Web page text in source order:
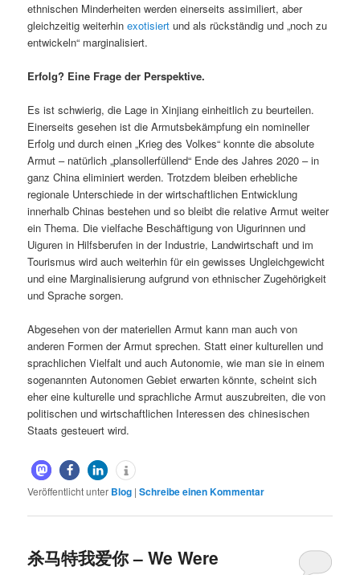
ethnischen Minderheiten werden einerseits assimiliert, aber
gleichzeitig weiterhinexotisiert und als rückständig und „noch zu
entwickeln“ marginalisiert.
Erfolg? Eine Frage der Perspektive.
Es ist schwierig, die Lage in Xinjiang einheitlich zu beurteilen.
Einerseits gesehen ist die Armutsbekämpfung ein nomineller
Erfolg und durch einen „Krieg des Volkes“ konnte die absolute
Armut – natürlich „plansollerfüllend“ Ende des Jahres 2020 – in
ganz China eliminiert werden. Trotzdem bleiben erhebliche
regionale Unterschiede in der wirtschaftlichen Entwicklung
innerhalb Chinas bestehen und so bleibt die relative Armut weiter
ein Thema. Die vielfache Beschäftigung von Uigurinnen und
Uiguren in Hilfsberufen in der Industrie, Landwirtschaft und im
Tourismus wird auch weiterhin für ein gewisses Ungleichgewicht
und eine Marginalisierung aufgrund von ethnischer Zugehörigkeit
und Sprache sorgen.
Abgesehen von der materiellen Armut kann man auch von
anderen Formen der Armut sprechen. Statt einer kulturellen und
sprachlichen Vielfalt und auch Autonomie, wie man sie in einem
sogenannten Autonomen Gebiet erwarten könnte, scheint sich
eher eine kulturelle und sprachliche Armut auszubreiten, die von
politischen und wirtschaftlichen Interessen des chinesischen
Staats gesteuert wird.
Veröffentlicht unter Blog |Schreibe einen Kommentar
杀马特我爱你 – We Were